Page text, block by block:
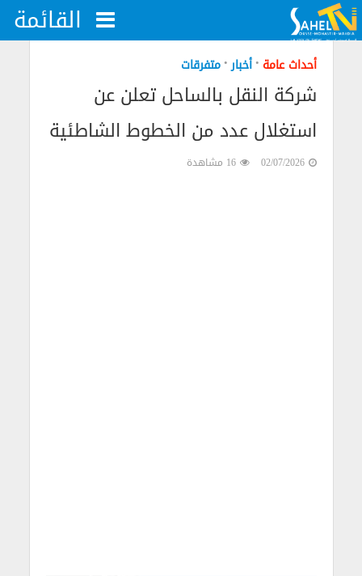
القائمة
أحداث عامة • أخبار• متفرقات
شركة النقل بالساحل تعلن عن
استغلال عدد من الخطوط الشاطئية
02/07/2026 16 مشاهدة